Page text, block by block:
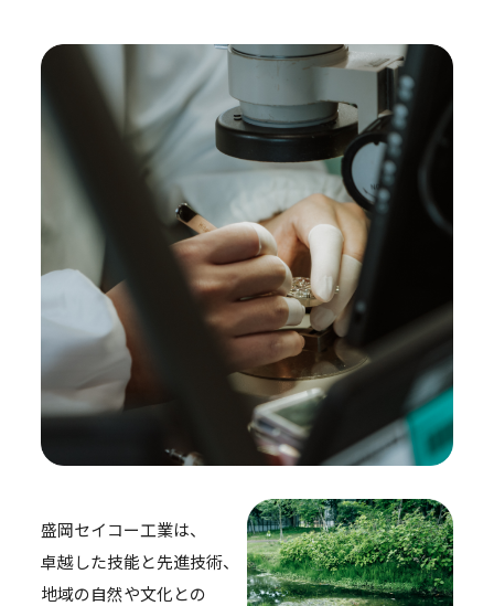
盛岡セイコー工業は、
卓越した技能と先進技術、
地域の自然や文化との